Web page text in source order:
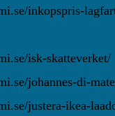
inkopspris-
isk-skatteverket/
johannes-di-
justera-ikea-